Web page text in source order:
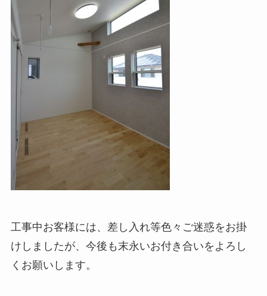
工事中お客様には、差し入れ等色々ご迷惑をお掛
けしましたが、今後も末永いお付き合いをよろし
くお願いします。